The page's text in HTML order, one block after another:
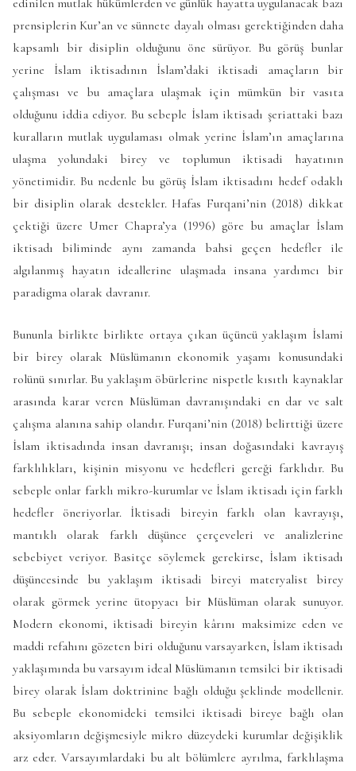
prensiplerin Kur’an ve sünnete dayalı olması gerektiğinden daha
kapsamlı bir disiplin olduğunu öne sürüyor. Bu görüş bunlar
yerine İslam iktisadının İslam’daki iktisadi amaçların bir
çalışması ve bu amaçlara ulaşmak için mümkün bir vasıta
olduğunu iddia ediyor. Bu sebeple İslam iktisadı şeriattaki bazı
kuralların mutlak uygulaması olmak yerine İslam’ın amaçlarına
ulaşma yolundaki birey ve toplumun iktisadi hayatının
yönetimidir. Bu nedenle bu görüş İslam iktisadını hedef odaklı
bir disiplin olarak destekler. Hafas Furqani’nin (2018) dikkat
çektiği üzere Umer Chapra’ya (1996) göre bu amaçlar İslam
iktisadı biliminde aynı zamanda bahsi geçen hedefler ile
algılanmış hayatın ideallerine ulaşmada insana yardımcı bir
paradigma olarak davranır.
Bununla birlikte birlikte ortaya çıkan üçüncü yaklaşım İslami
bir birey olarak Müslümanın ekonomik yaşamı konusundaki
rolünü sınırlar. Bu yaklaşım öbürlerine nispetle kısıtlı kaynaklar
arasında karar veren Müslüman davranışındaki en dar ve salt
çalışma alanına sahip olandır. Furqani’nin (2018) belirttiği üzere
İslam iktisadında insan davranışı; insan doğasındaki kavrayış
farklılıkları, kişinin misyonu ve hedefleri gereği farklıdır. Bu
sebeple onlar farklı mikro-kurumlar ve İslam iktisadı için farklı
hedefler öneriyorlar. İktisadi bireyin farklı olan kavrayışı,
mantıklı olarak farklı düşünce çerçeveleri ve analizlerine
sebebiyet veriyor. Basitçe söylemek gerekirse, İslam iktisadı
düşüncesinde bu yaklaşım iktisadi bireyi materyalist birey
olarak görmek yerine ütopyacı bir Müslüman olarak sunuyor.
Modern ekonomi, iktisadi bireyin kârını maksimize eden ve
maddi refahını gözeten biri olduğunu varsayarken, İslam iktisadı
yaklaşımında bu varsayım ideal Müslümanın temsilci bir iktisadi
birey olarak İslam doktrinine bağlı olduğu şeklinde modellenir.
Bu sebeple ekonomideki temsilci iktisadi bireye bağlı olan
aksiyomların değişmesiyle mikro düzeydeki kurumlar değişiklik
arz eder. Varsayımlardaki bu alt bölümlere ayrılma, farklılaşma